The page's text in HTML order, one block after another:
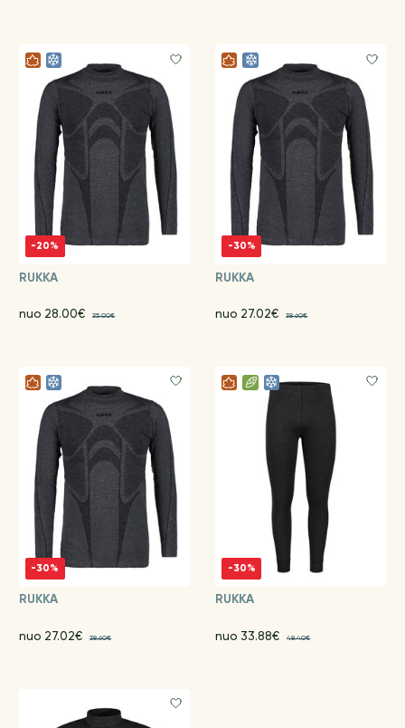
-20%
RUKKA
nuo 28.00€ 35.00€
-30%
RUKKA
nuo 27.02€ 38.60€
-30%
RUKKA
nuo 27.02€ 38.60€
-30%
RUKKA
nuo 33.88€ 48.40€